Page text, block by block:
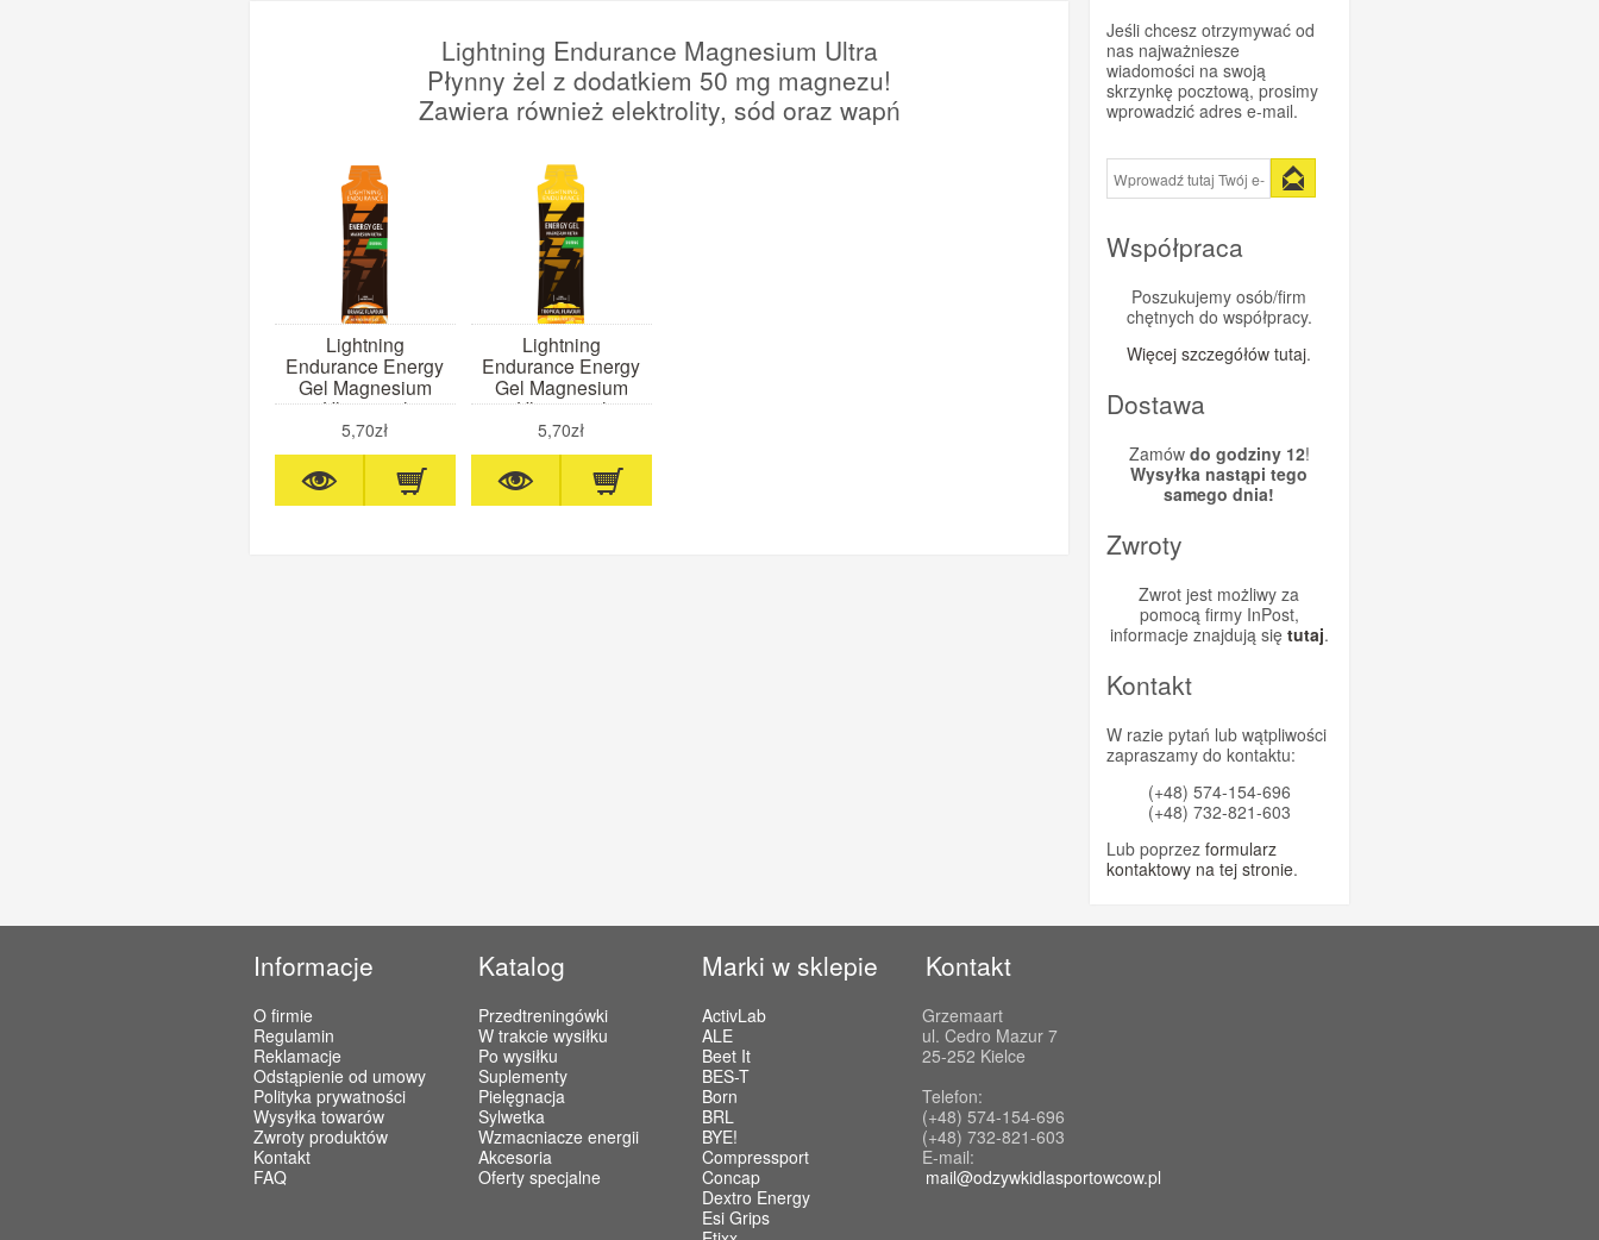
Lightning Endurance Magnesium Ultra
Płynny żel z dodatkiem 50 mg magnezu!
Zawiera również elektrolity, sód oraz wapń
Lightning
Endurance Energy
Gel Magnesium
Ultra 60ml
(pomarańcza)
5,70zł
Lightning
Endurance Energy
Gel Magnesium
Ultra 60 ml
(tropikalny)
5,70zł
Jeśli chcesz otrzymywać od
nas najważniesze
wiadomości na swoją
skrzynkę pocztową, prosimy
wprowadzić adres e-mail.
Współpraca
Poszukujemy osób/firm
chętnych do współpracy.
Więcej szczegółów tutaj.
Dostawa
Zamów do godziny 12!
Wysyłka nastąpi tego
samego dnia!
Zwroty
Zwrot jest możliwy za
pomocą firmy InPost,
informacje znajdują się tutaj.
Kontakt
W razie pytań lub wątpliwości
zapraszamy do kontaktu:
(+48) 574-154-696
(+48) 732-821-603
Lub poprzez formularz
kontaktowy na tej stronie.
Informacje
O firmie
Regulamin
Reklamacje
Odstąpienie od umowy
Polityka prywatności
Wysyłka towarów
Zwroty produktów
Kontakt
FAQ
Katalog
Przedtreningówki
W trakcie wysiłku
Po wysiłku
Suplementy
Pielęgnacja
Sylwetka
Wzmacniacze energii
Akcesoria
Oferty specjalne
Marki w sklepie
ActivLab
ALE
Beet It
BES-T
Born
BRL
BYE!
Compressport
Concap
Dextro Energy
Esi Grips
Kontakt
Grzemaart
ul. Cedro Mazur 7
25-252 Kielce
Telefon:
(+48) 574-154-696
(+48) 732-821-603
E-mail:
mail@odzywkidlasportowcow.pl